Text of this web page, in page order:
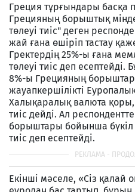
Греция тұрғындары басқа
Грецияның борыштық
төлеуі тиіс" деген
жай ғана өшіріп тастау
Гректердің 25%-ы ғана
төлеуі тиіс деп есептейді.
8%-ы Грецияның
жауапкершілікті
Халықаралық валюта
тиіс дейді. Ал
борыштары бойынша бүкіл
тиіс деп есептейді.
Екінші мәселе, «Сіз қалай